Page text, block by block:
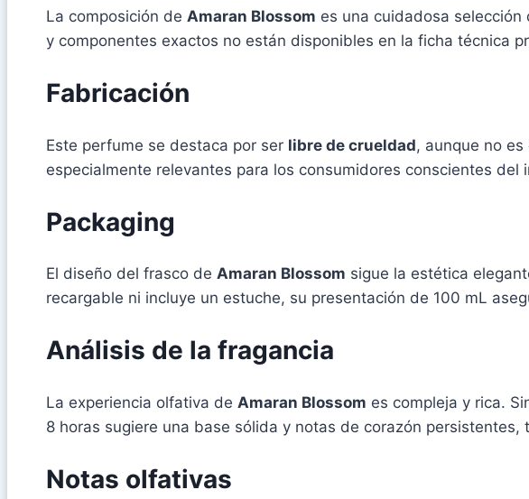
La composición de Amaran Blossom es una cuidadosa
y componentes exactos no están disponibles en la ficha técnica
Fabricación
Este perfume se destaca por ser libre de crueldad, aunque no
especialmente relevantes para los consumidores conscientes
Packaging
El diseño del frasco de Amaran Blossom sigue la estética
recargable ni incluye un estuche, su presentación de 100 mL
Análisis de la fragancia
La experiencia olfativa de Amaran Blossom es compleja y rica.
8 horas sugiere una base sólida y notas de corazón persistentes,
Notas olfativas